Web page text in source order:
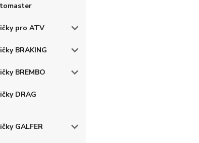
pro ATV
BRAKING
BREMBO
DRAG
GALFER